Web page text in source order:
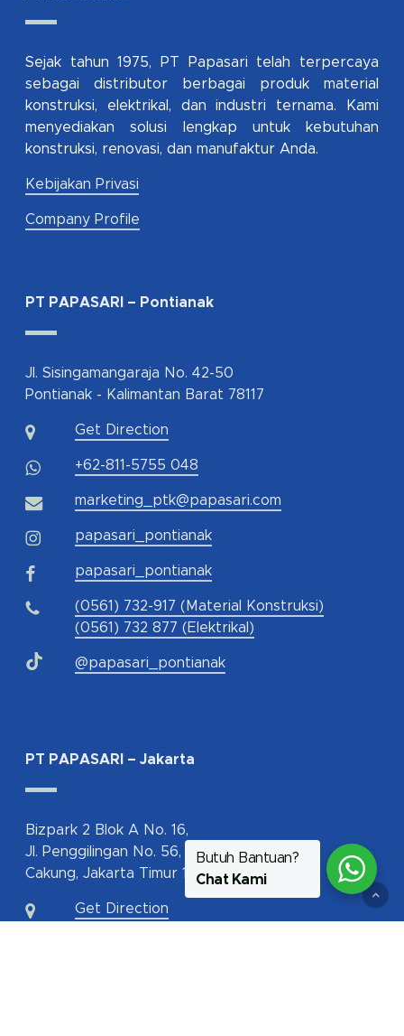
Sejak tahun 1975, PT Papasari telah terpercaya
sebagai distributor berbagai produk material
konstruksi, elektrikal, dan industri ternama. Kami
menyediakan solusi lengkap untuk kebutuhan
konstruksi, renovasi, dan manufaktur Anda.
Kebijakan Privasi
Company Profile
PT PAPASARI – Pontianak
Jl. Sisingamangaraja No. 42-50
Pontianak - Kalimantan Barat 78117
Get Direction
+62-811-5755 048
marketing_ptk@papasari.com
papasari_pontianak
papasari_pontianak
(0561) 732-917 (Material Konstruksi)
(0561) 732 877 (Elektrikal)
@papasari_pontianak
PT PAPASARI – Jakarta
Bizpark 2 Blok A No. 16,
Jl. Penggilingan No. 56,
Cakung, Jakarta Timur 13940
Get Direction
Butuh Bantuan?
Chat Kami